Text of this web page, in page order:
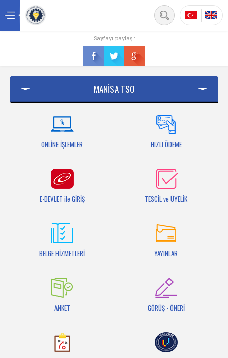
Üyelik
Bilgi Bankası
Sayfayı paylaş :
MANİSA TSO
ONLİNE İŞLEMLER HIZLI ÖDEME
E-DEVLET ile GİRİŞ TESCİL ve ÜYELİK
BELGE HİZMETLERİ YAYINLAR
ANKET GÖRÜŞ - ÖNERİ